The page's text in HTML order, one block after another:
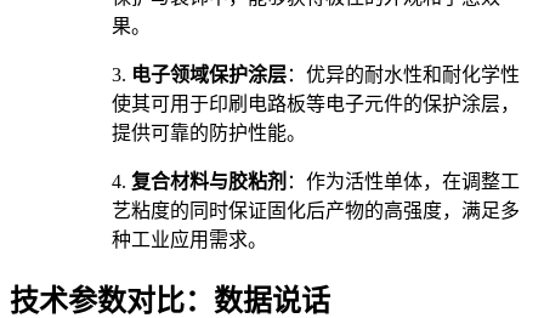
果。
3. 电子领域保护涂层：优异的耐水性和耐化学性
使其可用于印刷电路板等电子元件的保护涂层，
提供可靠的防护性能。
4. 复合材料与胶粘剂 ：作为活性单体，在调整工
艺粘度的同时保证固化后产物的高强度，满足多
种工业应用需求。
技术参数对比：数据说话